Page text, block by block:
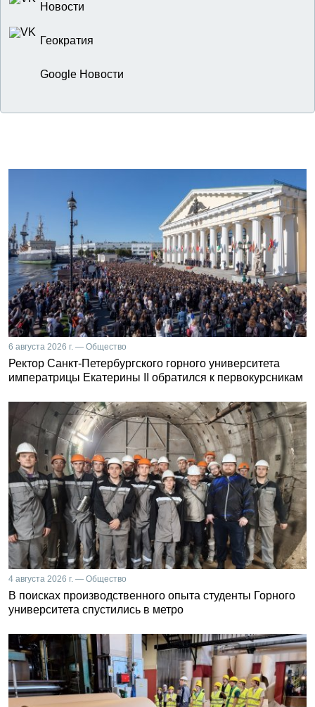
Новости
Геократия
Google Новости
6 августа 2026 г. — Общество
Ректор Санкт-Петербургского горного университета
императрицы Екатерины II обратился к первокурсникам
4 августа 2026 г. — Общество
В поисках производственного опыта студенты Горного
университета спустились в метро